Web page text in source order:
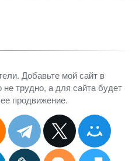
Добавьте мой сайт в
трудно, а для сайта будет
продвижение.